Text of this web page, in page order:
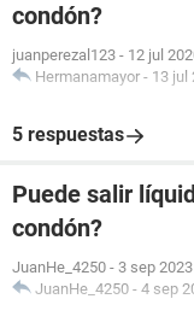
condón?
juanperezal123 - 12 jul
Hermanamayor - 13 jul
5 respuestas
Puede salir
condón?
JuanHe_4250 - 3 sep
JuanHe_4250 - 4 sep